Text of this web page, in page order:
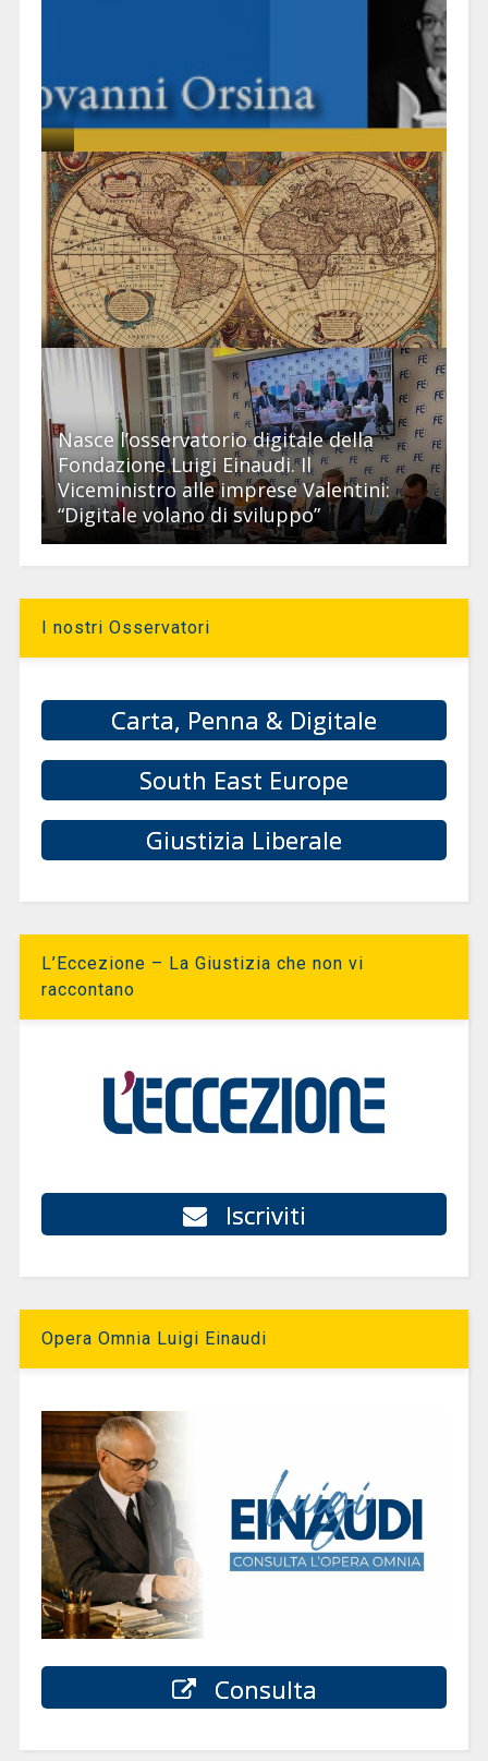
Nasce l’osservatorio digitale della
Fondazione Luigi Einaudi. Il
Viceministro alle imprese Valentini:
“Digitale volano di sviluppo”
I nostri Osservatori
Carta, Penna & Digitale
South East Europe
Giustizia Liberale
L’Eccezione – La Giustizia che non vi
raccontano
Iscriviti
Opera Omnia Luigi Einaudi
Consulta